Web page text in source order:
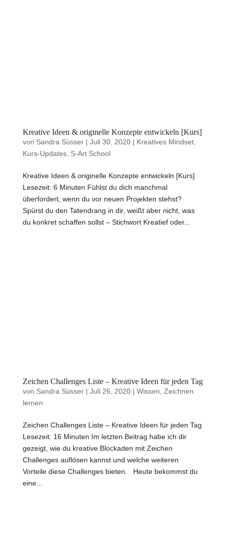
Kreative Ideen & originelle Konzepte entwickeln [Kurs]
von Sandra Süsser| Juli 30, 2020| Kreatives Mindset,
Kurs-Updates, S-Art School
Kreative Ideen & originelle Konzepte entwickeln [Kurs]
Lesezeit: 6 Minuten Fühlst du dich manchmal
überfordert, wenn du vor neuen Projekten stehst?
Spürst du den Tatendrang in dir, weißt aber nicht, was
du konkret schaffen sollst – Stichwort Kreatief oder...
Zeichen Challenges Liste – Kreative Ideen für jeden Tag
von Sandra Süsser| Juli 26, 2020| Wissen Zeichnen
lernen
Zeichen Challenges Liste – Kreative Ideen für jeden Tag
Lesezeit: 16 Minuten Im letzten Beitrag habe ich dir
gezeigt, wie du kreative Blockaden mit Zeichen
Challenges auflösen kannst und welche weiteren
Vorteile diese Challenges bieten. Heute bekommst du
eine...